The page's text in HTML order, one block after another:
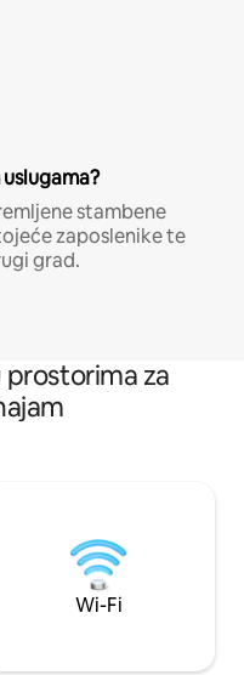
stambene
zaposlenike te
grad.
prostorima za
Wi-Fi